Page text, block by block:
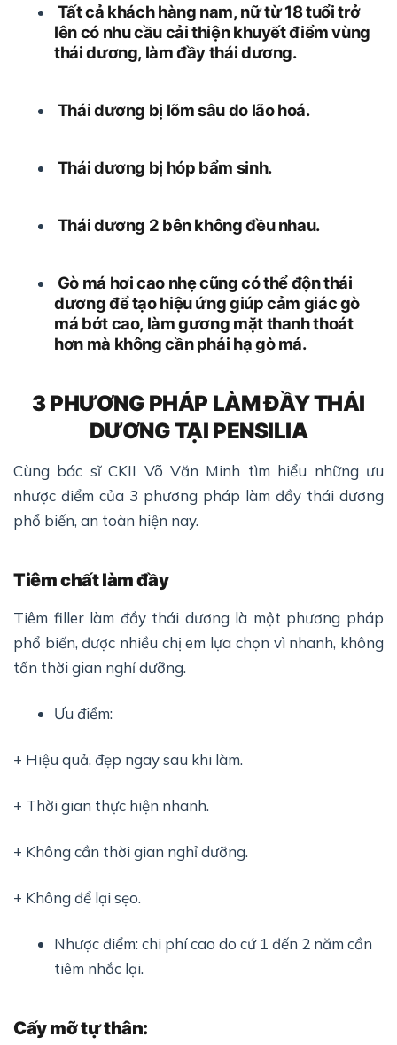
Tất cả khách hàng nam, nữ từ 18 tuổi trở
lên có nhu cầu cải thiện khuyết điểm vùng
thái dương, làm đầy thái dương.
Thái dương bị lõm sâu do lão hoá.
Thái dương bị hóp bẩm sinh.
Thái dương 2 bên không đều nhau.
Gò má hơi cao nhẹ cũng có thể độn thái
dương để tạo hiệu ứng giúp cảm giác gò
má bớt cao, làm gương mặt thanh thoát
hơn mà không cần phải hạ gò má.
3 PHƯƠNG PHÁP LÀM ĐẦY THÁI
DƯƠNG TẠI PENSILIA
Cùng bác sĩ CKII Võ Văn Minh tìm hiểu những ưu
nhược điểm của 3 phương pháp làm đầy thái dương
phổ biến, an toàn hiện nay.
Tiêm chất làm đầy
Tiêm filler làm đầy thái dương là một phương pháp
phổ biến, được nhiều chị em lựa chọn vì nhanh, không
tốn thời gian nghỉ dưỡng.
Ưu điểm:
+ Hiệu quả, đẹp ngay sau khi làm.
+ Thời gian thực hiện nhanh.
+ Không cần thời gian nghỉ dưỡng.
+ Không để lại sẹo.
Nhược điểm: chi phí cao do cứ 1 đến 2 năm cần
tiêm nhắc lại.
Cấy mỡ tự thân: